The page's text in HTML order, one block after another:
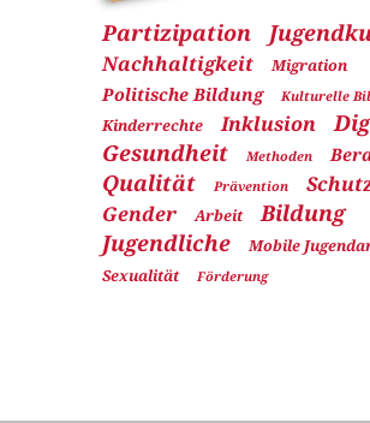
Partizipation
Nachhaltigkeit Migration
Politische Bildung Kulturelle
Kinderrechte Inklusion
Gesundheit
Methoden
Qualität Prävention
Gender
Arbeit
Bildung
Jugendliche
Mobile
Sexualität
Förderung